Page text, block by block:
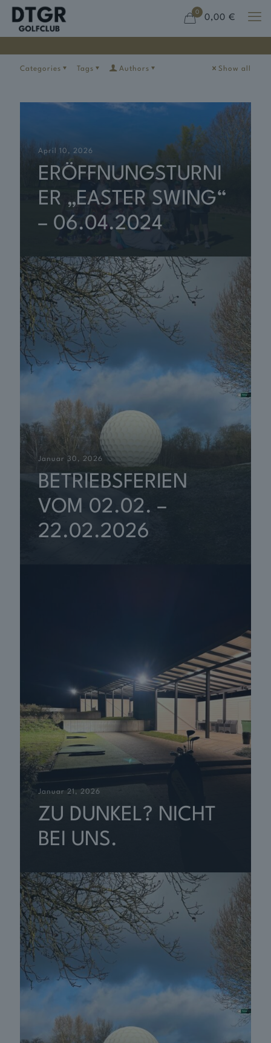
0
0,00 €
Categories Tags Authors Show all
April 10, 2026
ERÖFFNUNGSTURNI
ER „EASTER SWING“
– 06.04.2024
Januar 30, 2026
BETRIEBSFERIEN
VOM 02.02. –
22.02.2026
Januar 21, 2026
ZU DUNKEL? NICHT
BEI UNS.